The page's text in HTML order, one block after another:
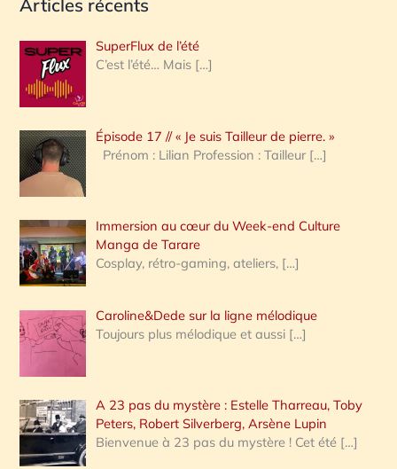
c
e
r
c
h
e
:
Articles récents
SuperFlux de l’été
C’est l’été… Mais […]
Épisode 17 // « Je suis Tailleur de pierre. »
Prénom : Lilian Profession : Tailleur […]
Immersion au cœur du Week-end Culture
Manga de Tarare
Cosplay, rétro-gaming, ateliers, […]
Caroline&Dede sur la ligne mélodique
Toujours plus mélodique et aussi […]
A 23 pas du mystère : Estelle Tharreau, Toby
Peters, Robert Silverberg, Arsène Lupin
Bienvenue à 23 pas du mystère ! Cet été […]